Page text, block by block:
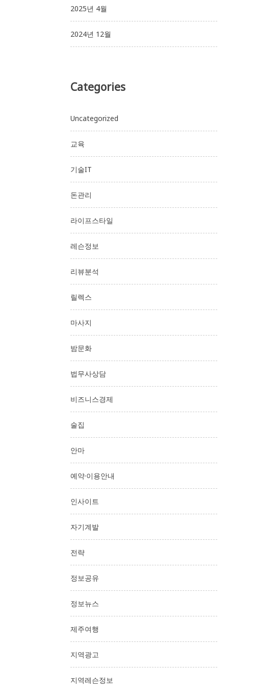
2025년 4월
2024년 12월
Categories
Uncategorized
교육
기술IT
돈관리
라이프스타일
레슨정보
리뷰분석
릴렉스
마사지
밤문화
법무사상담
비즈니스경제
술집
안마
예약·이용안내
인사이트
자기계발
전략
정보공유
정보뉴스
제주여행
지역광고
지역레슨정보